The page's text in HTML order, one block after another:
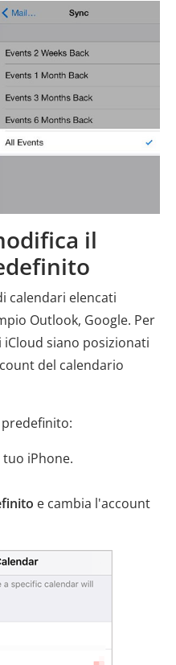
il
calendari elencati
Outlook, Google. Per
siano posizionati
del calendario
tuo iPhone.
e cambia l'account